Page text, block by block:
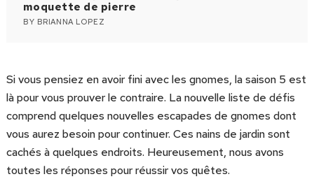
moquette de pierre
BY BRIANNA LOPEZ
Si vous pensiez en avoir fini avec les gnomes, la saison 5 est
là pour vous prouver le contraire. La nouvelle liste de défis
comprend quelques nouvelles escapades de gnomes dont
vous aurez besoin pour continuer. Ces nains de jardin sont
cachés à quelques endroits. Heureusement, nous avons
toutes les réponses pour réussir vos quêtes.